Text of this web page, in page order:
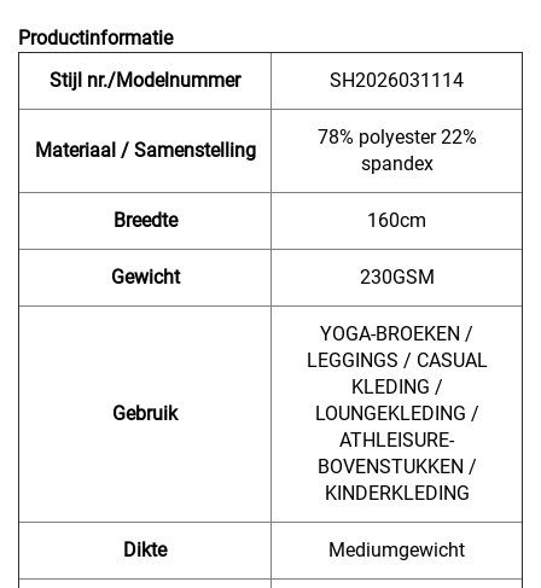
Productinformatie
Stijl nr./Modelnummer
SH2026031114
Materiaal / Samenstelling
78% polyester22%
spandex
Breedte 160cm
Gewicht 230GSM
Gebruik
YOGA-BROEKEN /
LEGGINGS / CASUAL
KLEDING /
LOUNGEKLEDING /
ATHLEISURE-
BOVENSTUKKEN /
KINDERKLEDING
Dikte Mediumgewicht